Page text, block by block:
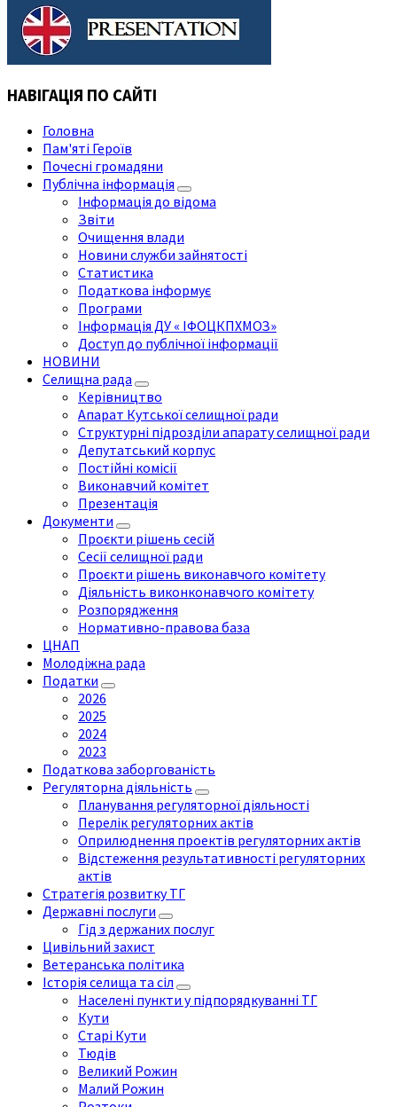
НАВІГАЦІЯ ПО САЙТІ
Головна
Пам'яті Героїв
Почесні громадяни
Публічна інформація
Інформація до відома
Звіти
Очищення влади
Новини служби зайнятості
Статистика
Податкова інформує
Програми
Інформація ДУ « ІФОЦКПХМОЗ»
Доступ до публічної інформації
НОВИНИ
Селищна рада
Керівництво
Апарат Кутської селищної ради
Структурні підрозділи апарату селищної ради
Депутатський корпус
Постійні комісії
Виконавчий комітет
Презентація
Документи
Проєкти рішень сесій
Сесії селищної ради
Проєкти рішень виконавчого комітету
Діяльність виконконавчого комітету
Розпорядження
Нормативно-правова база
ЦНАП
Молодіжна рада
Податки
2026
2025
2024
2023
Податкова заборгованість
Регуляторна діяльність
Планування регуляторної діяльності
Перелік регуляторних актів
Оприлюднення проектів регуляторних актів
Відстеження результативності регуляторних
актів
Стратегія розвитку ТГ
Державні послуги
Гід з держаних послуг
Цивільний захист
Ветеранська політика
Історія селища та сіл
Населені пункти у підпорядкуванні ТГ
Кути
Старі Кути
Тюдів
Великий Рожин
Малий Рожин